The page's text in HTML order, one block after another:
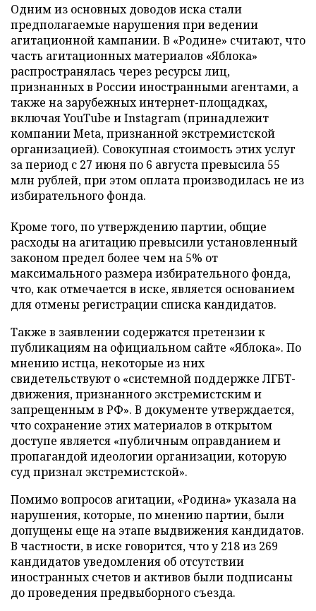
Одним из основных доводов иска стали
предполагаемые нарушения при ведении
агитационной кампании. В «Родине» считают, что
часть агитационных материалов «Яблока»
распространялась через ресурсы лиц,
признанных в России иностранными агентами, а
также на зарубежных интернет-площадках,
включая YouTube и Instagram (принадлежит
компании Meta, признанной экстремистской
организацией). Совокупная стоимость этих услуг
за период с 27 июня по 6 августа превысила 55
млн рублей, при этом оплата производилась не из
избирательного фонда.
Кроме того, по утверждению партии, общие
расходы на агитацию превысили установленный
законом предел более чем на 5% от
максимального размера избирательного фонда,
что, как отмечается в иске, является основанием
для отмены регистрации списка кандидатов.
Также в заявлении содержатся претензии к
публикациям на официальном сайте «Яблока». По
мнению истца, некоторые из них
свидетельствуют о «системной поддержке ЛГБТ-
движения, признанного экстремистским и
запрещенным в РФ». В документе утверждается,
что сохранение этих материалов в открытом
доступе является «публичным оправданием и
пропагандой идеологии организации, которую
суд признал экстремистской».
Помимо вопросов агитации, «Родина» указала на
нарушения, которые, по мнению партии, были
допущены еще на этапе выдвижения кандидатов.
В частности, в иске говорится, что у 218 из 269
кандидатов уведомления об отсутствии
иностранных счетов и активов были подписаны
до проведения предвыборного съезда.